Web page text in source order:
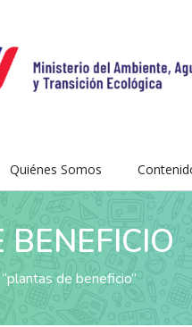
Quiénes Somos
de beneficio”